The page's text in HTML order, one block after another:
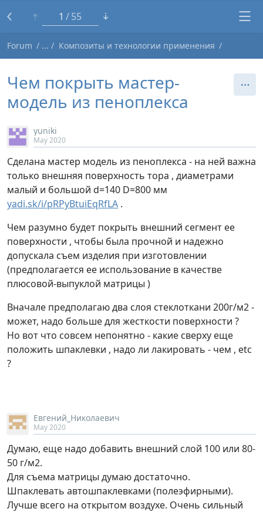
1 55
Forum Композиты и технологии применения
Чем покрыть мастер-
модель из пеноплекса
yuniki
May 2020
Сделана мастер модель из пеноплекса - на ней важна
только внешняя поверхность тора , диаметрами
малый и большой d=140 D=800 мм
yadi.sk/i/pRPyBtuiEqRfLA .
Чем разумно будет покрыть внешний сегмент ее
поверхности , чтобы была прочной и надежно
допускала съем изделия при изготовлении
(предполагается ее использование в качестве
плюсовой-выпуклой матрицы )
Вначале предполагаю два слоя стеклоткани 200г/м2 -
может, надо больше для жесткости поверхности ?
Но вот что совсем непонятно - какие сверху еще
положить шпаклевки , надо ли лакировать - чем , etc
?
Евгений_Николаевич
May 2020
Думаю, еще надо добавить внешний слой 100 или 80-
50 г/м2.
Для съема матрицы думаю достаточно.
Шпаклевать автошпаклевками (полеэфирными).
Лучше всего на открытом воздухе. Очень сильный